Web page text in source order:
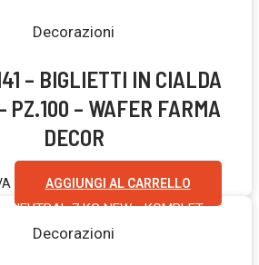
Decorazioni
– BIGLIETTI IN CIALDA
PZ.100 – WAFER FARMA
DECOR
AGGIUNGI AL CARRELLO
Decorazioni